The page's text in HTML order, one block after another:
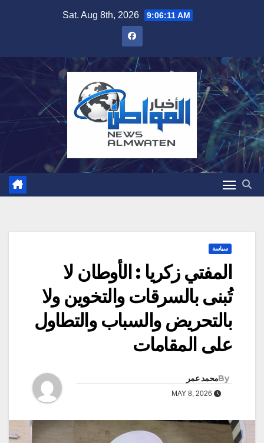
Sat. Aug 8th, 2026 9:06:12 AM
سياسة
المفتي زكريا : الأوطان لا
تُبنى بالسرقات والتخوين ولا
بالتحريض والسباب والتطاول
على المقامات
Byمحمد عمر